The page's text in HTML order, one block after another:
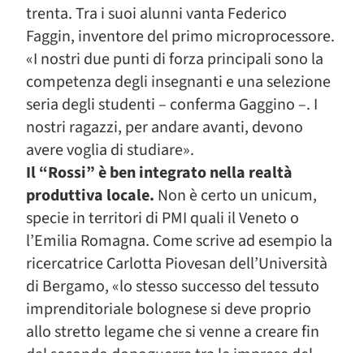
trenta. Tra i suoi alunni vanta Federico
Faggin, inventore del primo microprocessore.
«I nostri due punti di forza principali sono la
competenza degli insegnanti e una selezione
seria degli studenti – conferma Gaggino –. I
nostri ragazzi, per andare avanti, devono
avere voglia di studiare».
Il “Rossi” è ben integrato nella realtà
produttiva locale. Non è certo un unicum,
specie in territori di PMI quali il Veneto o
l’Emilia Romagna. Come scrive ad esempio la
ricercatrice Carlotta Piovesan dell’Università
di Bergamo, «lo stesso successo del tessuto
imprenditoriale bolognese si deve proprio
allo stretto legame che si venne a creare fin